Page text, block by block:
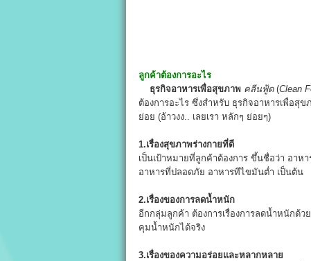
ลูกค้าต้องการอะไร
ธุรกิจอาหารเพื่อสุขภาพ คลีนฟู้ด(Clean
ต้องการอะไร ซึ่งสำหรับ ธุรกิจอาหารเพื่อสุ
ย่อย (อ้าวงง.. เลยเรา หลักๆ ย่อยๆ)
1.เรื่องสุขภาพร่างกายที่ดี
เป็นเป้าหมายที่ลูกค้าต้องการ ขึ้นชื่อว่า อา
อาหารที่ปลอดภัย อาหารทีไขมันต่ำ เป็นต้น
2.เรื่องของการลดน้ำหนัก
อีกกลุ่มลูกค้า ต้องการเรื่องการลดน้ำหนักด้
คุมน้ำหนักได้จริง
3.เรื่องของความอร่อยและหลากหลาย